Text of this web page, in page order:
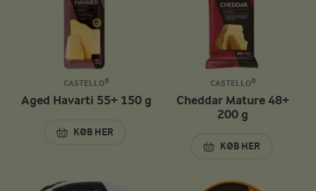
CASTELLO®
Aged Havarti 55+ 150 g
KØB HER
AGED HAVARTI 55+ 150 G
CASTELLO®
Cheddar Mature 48+
200 g
KØB HER
CHEDDAR